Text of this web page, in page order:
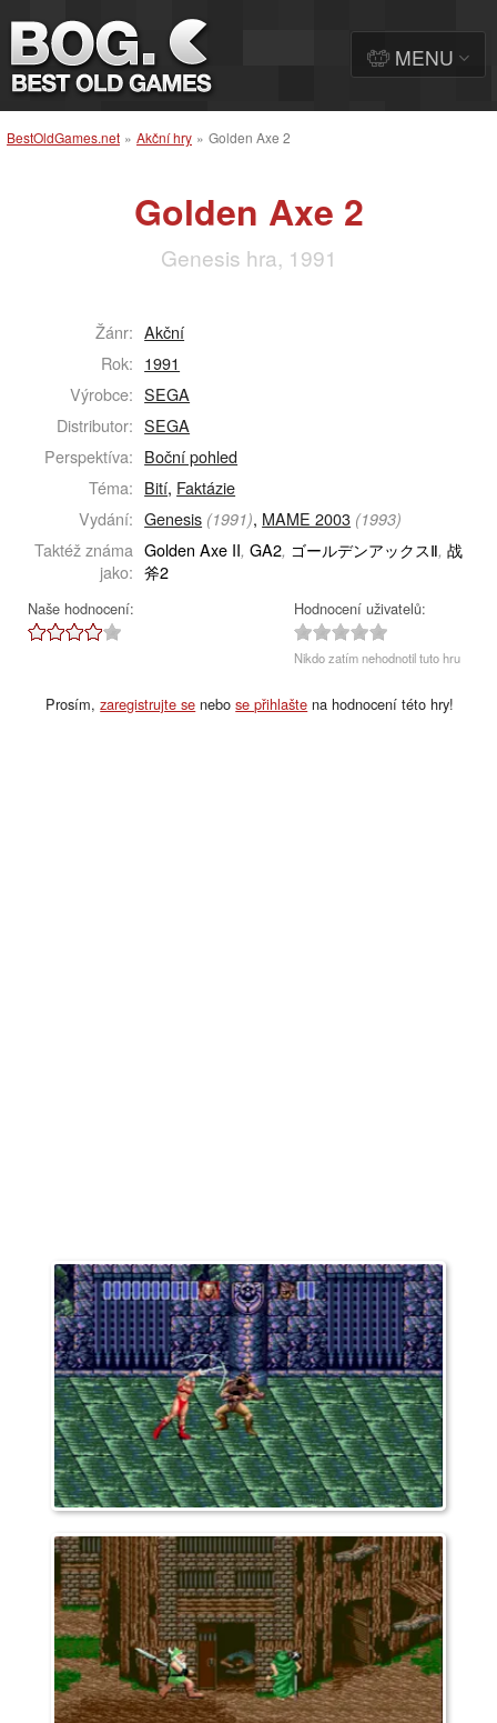
BestOldGames.net » Akční hry » Golden Axe 2
Golden Axe 2
Genesis hra, 1991
Žánr: Akční
Rok: 1991
Výrobce: SEGA
Distributor: SEGA
Perspektíva: Boční pohled
Téma: Bití, Faktázie
Vydání: Genesis (1991), MAME 2003 (1993)
Taktéž známa
jako:
Golden Axe II, GA2, ゴールデンアックスⅡ, 战
斧2
Naše hodnocení: Hodnocení uživatelů:
Nikdo zatím nehodnotil tuto hru
Prosím,zaregistrujte se nebose přihlašte na hodnocení této hry!
MENU